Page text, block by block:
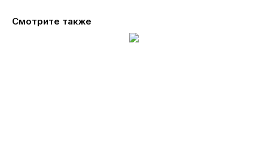
Смотрите также